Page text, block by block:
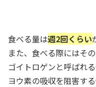
食べる量は週2回くらい
また、食べる際にはそ
ゴイトロゲンと呼ばれる
ヨウ素の吸収を阻害する